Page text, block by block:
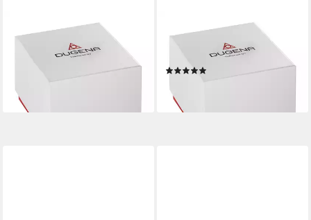
Quarzuhr Quadra Artdeco
7000119-1 Quarz
lieferbar - in 4-5 Werktagen bei dir
Quarzuhr Quadra Artdeco
7000121-2 Quarz
lieferbar - in 4-5 Werktagen bei dir